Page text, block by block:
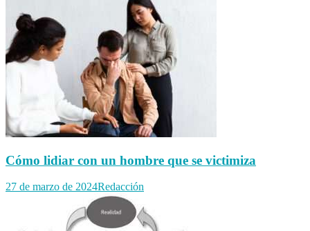
Cómo lidiar con un hombre que se victimiza
27 de marzo de 2024Redacción